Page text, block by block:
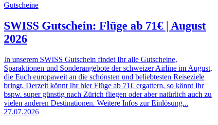
Gutscheine
SWISS Gutschein: Flüge ab 71€ | August
2026
In unserem SWISS Gutschein findet Ihr alle Gutscheine,
Sparaktionen und Sonderangebote der schweizer Airline im August,
die Euch europaweit an die schönsten und beliebtesten Reiseziele
bringt. Derzeit könnt Ihr hier Flüge ab 71€ ergattern, so könnt Ihr
bspw. super günstig nach Zürich fliegen oder aber natürlich auch zu
vielen anderen Destinationen. Weitere Infos zur Einlösung...
27.07.2026